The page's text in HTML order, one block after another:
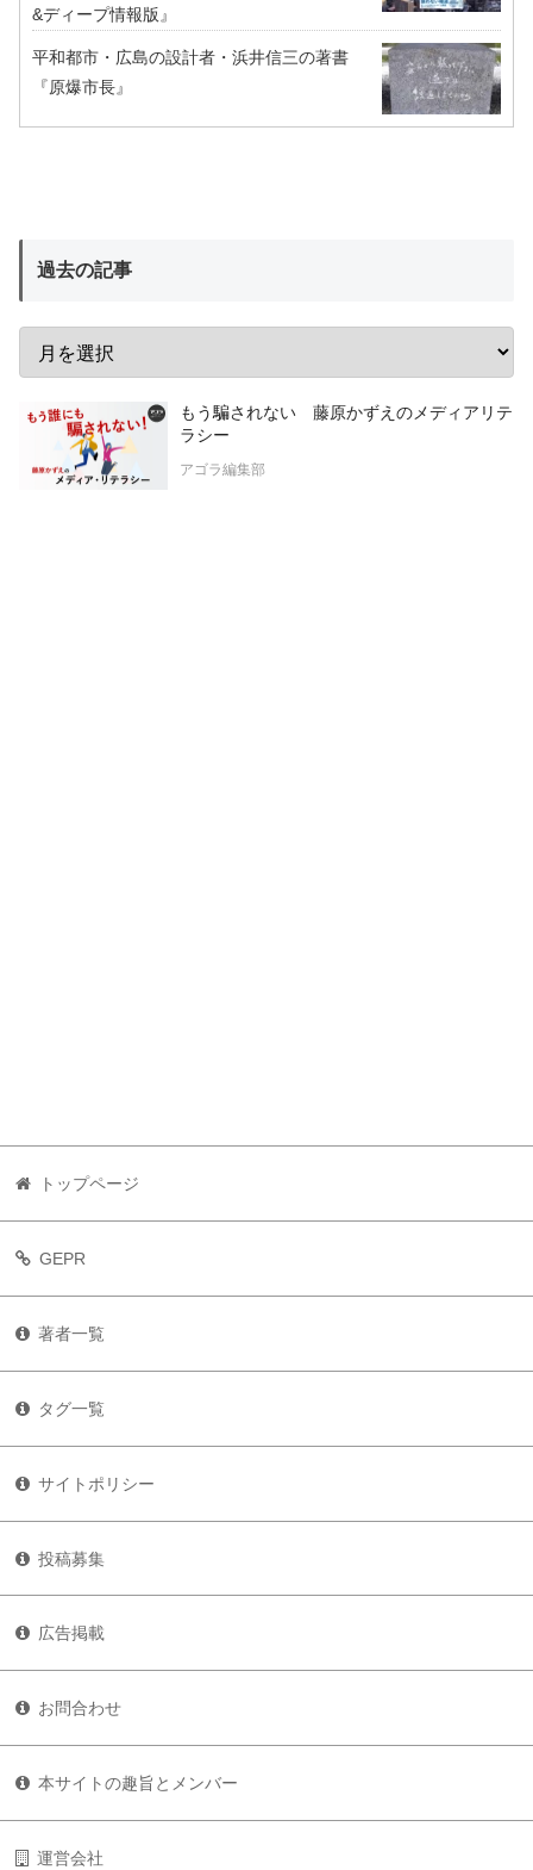
&ディープ情報版』
平和都市・広島の設計者・浜井信三の著書
『原爆市長』
過去の記事
もう騙されない 藤原かずえのメディアリテ
ラシー
アゴラ編集部
トップページ
GEPR
著者一覧
タグ一覧
サイトポリシー
投稿募集
広告掲載
お問合わせ
本サイトの趣旨とメンバー
運営会社